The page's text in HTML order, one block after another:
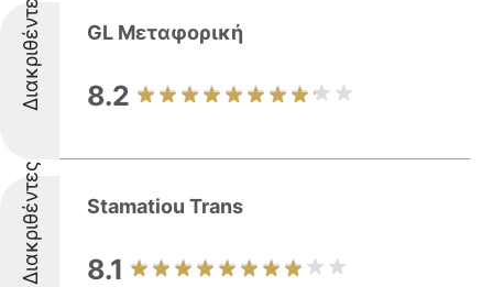
Διακριθέντες GL Μεταφορική
8.2
Διακριθέντες Stamatiou Trans
8.1